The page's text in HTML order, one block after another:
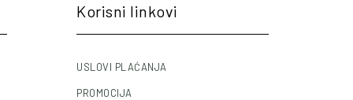
Korisni linkovi
USLOVI PLAĆANJA
PROMOCIJA